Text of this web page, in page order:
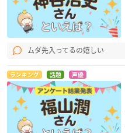
ムダ先入ってるの嬉しい
ランキング 話題 声優